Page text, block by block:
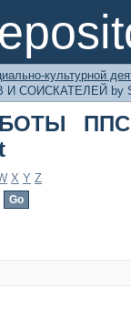
ППС,
культурной
СОИСКАТЕЛЕЙ by
X Y Z